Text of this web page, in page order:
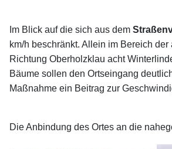
Im Blick auf die sich aus dem
km/h beschränkt. Allein im Bereich
Richtung Oberholzklau acht
Bäume sollen den Ortseingang
Maßnahme ein Beitrag zur
Die Anbindung des Ortes an die